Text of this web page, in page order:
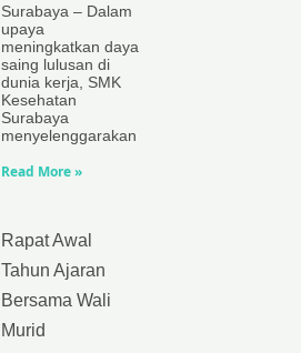
Surabaya – Dalam
upaya
meningkatkan daya
saing lulusan di
dunia kerja, SMK
Kesehatan
Surabaya
menyelenggarakan
Read More »
Rapat Awal
Tahun Ajaran
Bersama Wali
Murid